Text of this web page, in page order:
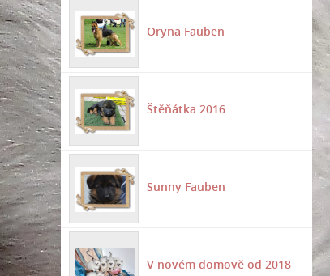
Oryna Fauben
Štěňátka 2016
Sunny Fauben
V novém domově od 2018